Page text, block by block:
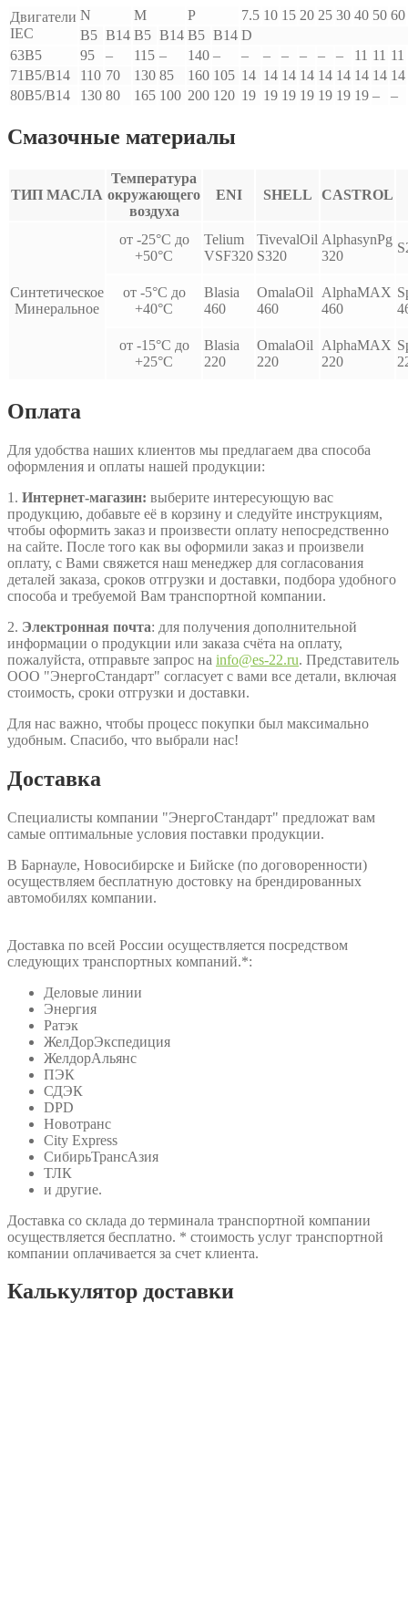
Двигатели
IEC
N M P 7.5 10 15 20 25 30 40 50 60
B5 B14 B5 B14 B5 B14 D
63B5
95 – 115 – 140 – – – – – – – 11 11 11
71B5/B14
110 70 130 85 160 105 14 14 14 14 14 14 14 14 14
80B5/B14
130 80 165 100 200 120 19 19 19 19 19 19 19 – –
Смазочные материалы
ТИП МАСЛА
Температура
окружающего
воздуха
ENI SHELL CASTROL
Синтетическое
Минеральное
от -25°С до
+50°С
Telium
VSF320
TivevalOil
S320
AlphasynPg
320
от -5°С до
+40°С
Blasia
460
OmalaOil
460
AlphaMAX
460
от -15°С до
+25°С
Blasia
220
OmalaOil
220
AlphaMAX
220
Оплата
Для удобства наших клиентов мы предлагаем два способа
оформления и оплаты нашей продукции:
1. Интернет-магазин: выберите интересующую вас
продукцию, добавьте её в корзину и следуйте инструкциям,
чтобы оформить заказ и произвести оплату непосредственно
на сайте. После того как вы оформили заказ и произвели
оплату, с Вами свяжется наш менеджер для согласования
деталей заказа, сроков отгрузки и доставки, подбора удобного
способа и требуемой Вам транспортной компании.
2. Электронная почта: для получения дополнительной
информации о продукции или заказа счёта на оплату,
пожалуйста, отправьте запрос на info@es-22.ru. Представитель
ООО "ЭнергоСтандарт" согласует с вами все детали, включая
стоимость, сроки отгрузки и доставки.
Для нас важно, чтобы процесс покупки был максимально
удобным. Спасибо, что выбрали нас!
Доставка
Специалисты компании "ЭнергоСтандарт" предложат вам
самые оптимальные условия поставки продукции.
В Барнауле, Новосибирске и Бийске (по договоренности)
осуществляем бесплатную достовку на брендированных
автомобилях компании.
Доставка по всей России осуществляется посредством
следующих транспортных компаний.*:
Деловые линии
Энергия
Ратэк
ЖелДорЭкспедиция
ЖелдорАльянс
ПЭК
СДЭК
DPD
Новотранс
City Express
СибирьТрансАзия
ТЛК
и другие.
Доставка со склада до терминала транспортной компании
осуществляется бесплатно. * стоимость услуг транспортной
компании оплачивается за счет клиента.
Калькулятор доставки